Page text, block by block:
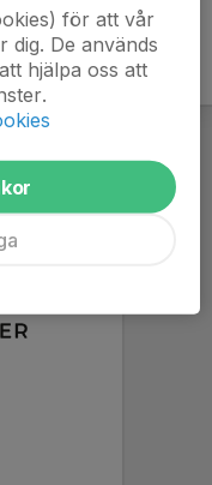
för att vår
dig. De används
hjälpa oss att